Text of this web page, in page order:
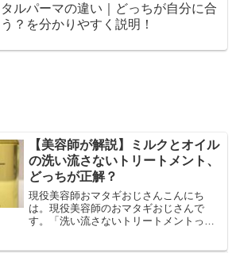
タルパーマの違い｜どっちが自分に合
う？を分かりやすく説明！
【美容師が解説】ミルクとオイル
の洗い流さないトリートメント、
どっちが正解？
現役美容師おマタギおじさんこんにち
は。現役美容師のおマタギおじさんで
す。「洗い流さないトリートメントっ